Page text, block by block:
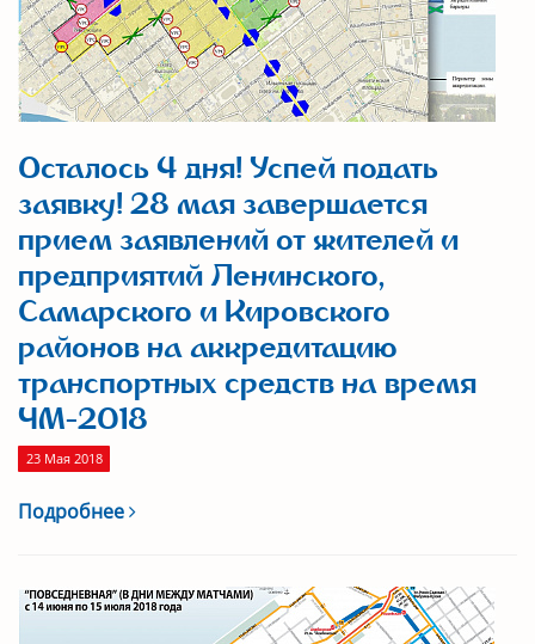
Осталось 4 дня! Успей подать
заявку! 28 мая завершается
прием заявлений от жителей и
предприятий Ленинского,
Самарского и Кировского
районов на аккредитацию
транспортных средств на время
ЧМ-2018
23 Мая 2018
Подробнее